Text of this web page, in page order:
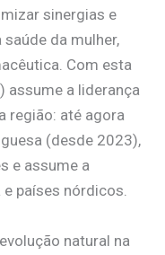
sinergias e
da mulher,
Com esta
assume a liderança
região: até agora
(desde 2023),
e assume a
e países nórdicos.
natural na